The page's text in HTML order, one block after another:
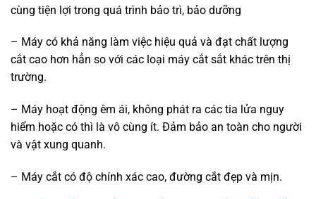
cùng tiện lợi trong quá trình bảo trì, bảo dưỡng
– Máy có khả năng làm việc hiệu quả và đạt chất lượng
cắt cao hơn hẳn so với các loại máy cắt sắt khác trên thị
trường.
– Máy hoạt động êm ái, không phát ra các tia lửa nguy
hiểm hoặc có thì là vô cùng ít. Đảm bảo an toàn cho người
và vật xung quanh.
– Máy cắt có độ chính xác cao, đường cắt đẹp và mịn.